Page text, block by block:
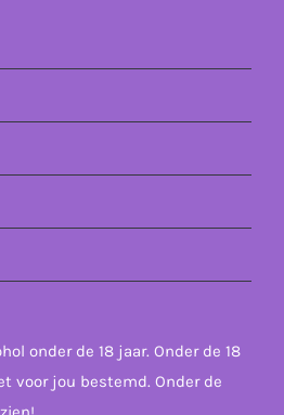
onder de 18 jaar. Onder de 18
voor jou bestemd. Onder de